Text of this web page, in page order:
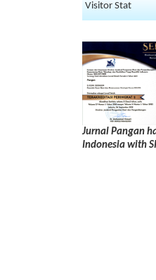
Visitor Stat
Jurnal Pangan
Indonesia with